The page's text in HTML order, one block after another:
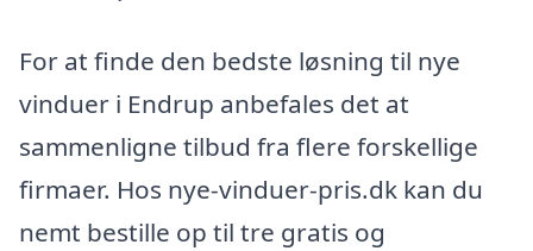
For at finde den bedste løsning til nye
vinduer i Endrup anbefales det at
sammenligne tilbud fra flere forskellige
firmaer. Hos nye-vinduer-pris.dk kan du
nemt bestille op til tre gratis og